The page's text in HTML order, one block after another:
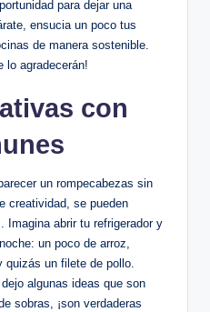
para dejar una
ensucia un poco tus
de manera sostenible.
lo agradecerán!
con
un rompecabezas sin
creatividad, se pueden
Imagina abrir tu refrigerador y
un poco de arroz,
quizás un filete de pollo.
algunas ideas que son
sobras, ¡son verdaderas